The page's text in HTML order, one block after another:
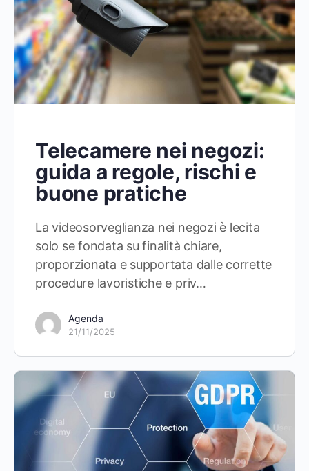
Telecamere nei negozi:
guida a regole, rischi e
buone pratiche
La videosorveglianza nei negozi è lecita
solo se fondata su finalità chiare,
proporzionata e supportata dalle corrette
procedure lavoristiche e priv…
Agenda
21/11/2025